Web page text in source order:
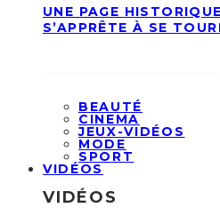
UNE PAGE
S’APPRÊTE À SE
BEAUTÉ
CINEMA
JEUX-VIDÉOS
MODE
SPORT
VIDÉOS
VIDÉOS